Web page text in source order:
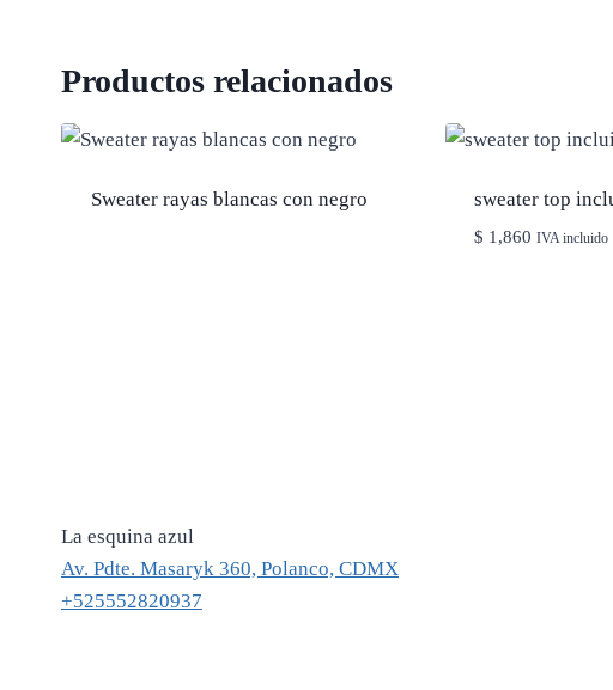
Productos relacionados
Sweater rayas blancas con negro sweater top
$ 1,860 IVA incluido
La esquina azul
Av. Pdte. Masaryk 360, Polanco, CDMX
+525552820937